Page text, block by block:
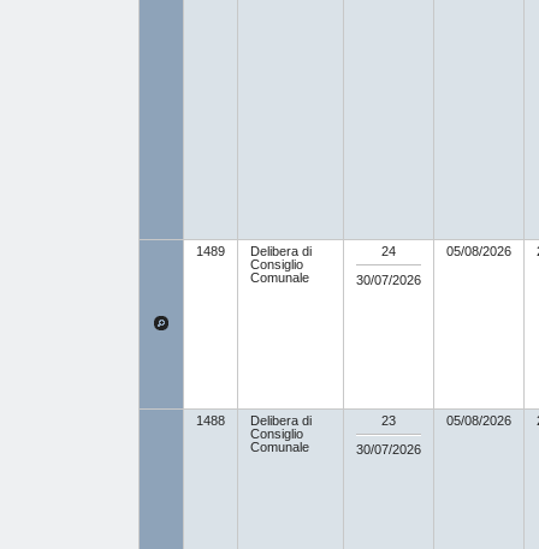
1489
Delibera di
Consiglio
Comunale
24
30/07/2026
05/08/2026
1488
Delibera di
Consiglio
Comunale
23
30/07/2026
05/08/2026